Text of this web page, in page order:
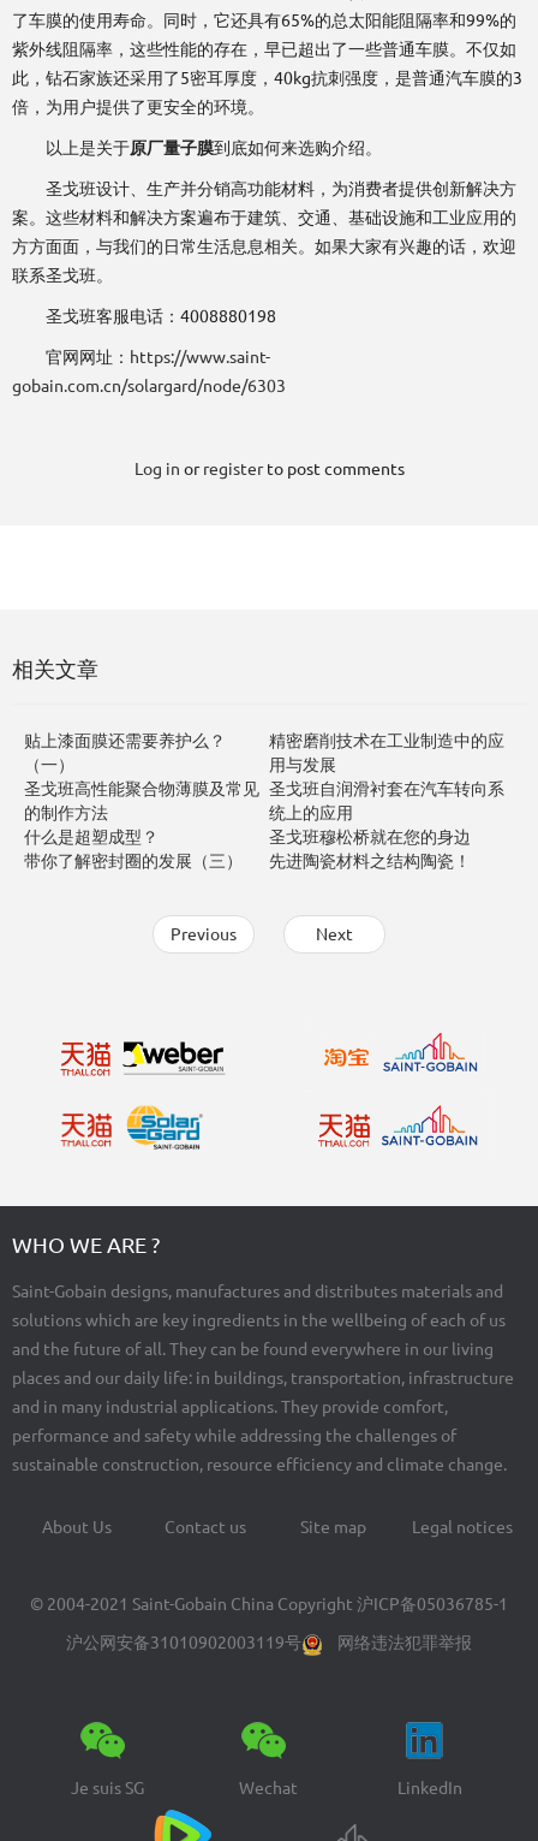
了车膜的使用寿命。同时，它还具有65%的总太阳能阻隔率和99%的
紫外线阻隔率，这些性能的存在，早已超出了一些普通车膜。不仅如
此，钻石家族还采用了5密耳厚度，40kg抗刺强度，是普通汽车膜的3
倍，为用户提供了更安全的环境。
以上是关于原厂量子膜到底如何来选购介绍。
圣戈班设计、生产并分销高功能材料，为消费者提供创新解决方
案。这些材料和解决方案遍布于建筑、交通、基础设施和工业应用的
方方面面，与我们的日常生活息息相关。如果大家有兴趣的话，欢迎
联系圣戈班。
圣戈班客服电话：4008880198
官网网址： https://www.saint-
gobain.com.cn/solargard/node/6303
Log in orregisterto post comments
相关文章
贴上漆面膜还需要养护么？
（一）
圣戈班高性能聚合物薄膜及常见
的制作方法
什么是超塑成型？
带你了解密封圈的发展（三）
精密磨削技术在工业制造中的应
用与发展
圣戈班自润滑衬套在汽车转向系
统上的应用
圣戈班穆松桥就在您的身边
先进陶瓷材料之结构陶瓷！
Previous Next
WHO WE ARE ?
Saint-Gobain designs, manufactures and distributes materials and
solutions which are key ingredients in the wellbeing of each of us
and the future of all. They can be found everywhere in our living
places and our daily life: in buildings, transportation, infrastructure
and in many industrial applications. They provide comfort,
performance and safety while addressing the challenges of
sustainable construction, resource efficiency and climate change.
Footer
About Us Contact us Site map Legal notices
© 2004-2021 Saint-Gobain China Copyright 沪ICP备05036785-1
沪公网安备31010902003119号
网络违法犯罪举报
Je suis SG Wechat LinkedIn